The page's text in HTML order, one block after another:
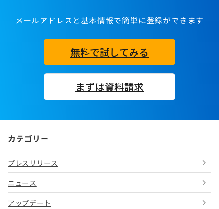
メールアドレスと基本情報で簡単に登録ができます
無料で試してみる
まずは資料請求
カテゴリー
プレスリリース
ニュース
アップデート